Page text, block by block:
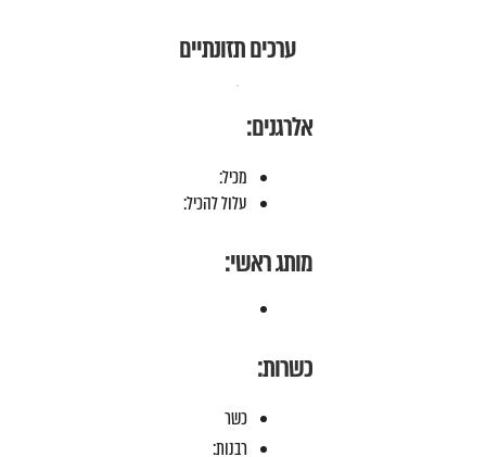
ערכים תזונתיים
אלרגנים:
מכיל:
עלול להכיל:
מותג ראשי:
כשרות:
כשר
רבנות: